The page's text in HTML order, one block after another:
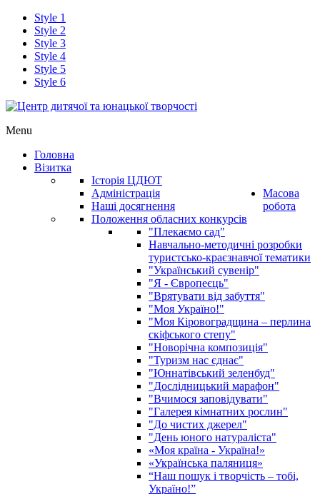
Style 1
Style 2
Style 3
Style 4
Style 5
Style 6
Menu
Головна
Візитка
Історія ЦДЮТ
Адміністрація
Наші досягнення
Масова
робота
Положення обласних конкурсів
"Плекаємо сад"
Навчально-методичні розробки
туристсько-краєзнавчої тематики
"Український сувенір"
"Я - Європеєць"
"Врятувати від забуття"
"Моя Україно!"
"Моя Кіровоградщина – перлина
скіфського степу"
"Новорічна композиція"
"Туризм нас єднає"
"Юннатівський зеленбуд"
"Дослідницький марафон"
"Вчимося заповідувати"
"Галерея кімнатних рослин"
"До чистих джерел"
"День юного натураліста"
«Моя країна - Україна!»
«Українська паляниця»
“Наш пошук і творчість – тобі,
Україно!”